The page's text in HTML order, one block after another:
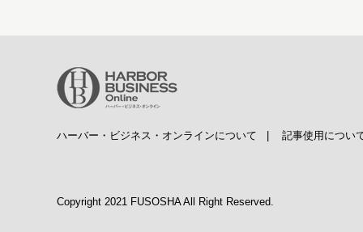
ハーバー・ビジネス・オンラインについて 記事使用につい
Copyright 2021 FUSOSHA All Right Reserved.